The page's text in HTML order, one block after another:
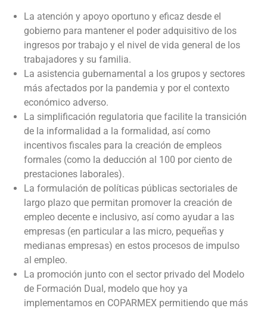
La atención y apoyo oportuno y eficaz desde el
gobierno para mantener el poder adquisitivo de los
ingresos por trabajo y el nivel de vida general de los
trabajadores y su familia.
La asistencia gubernamental a los grupos y sectores
más afectados por la pandemia y por el contexto
económico adverso.
La simplificación regulatoria que facilite la transición
de la informalidad a la formalidad, así como
incentivos fiscales para la creación de empleos
formales (como la deducción al 100 por ciento de
prestaciones laborales).
La formulación de políticas públicas sectoriales de
largo plazo que permitan promover la creación de
empleo decente e inclusivo, así como ayudar a las
empresas (en particular a las micro, pequeñas y
medianas empresas) en estos procesos de impulso
al empleo.
La promoción junto con el sector privado del Modelo
de Formación Dual, modelo que hoy ya
implementamos en COPARMEX permitiendo que más